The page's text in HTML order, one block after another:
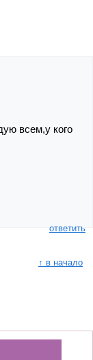
всем,у кого
ответить
↑ в начало